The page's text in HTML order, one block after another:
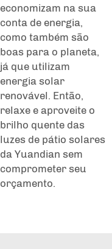
economizam na sua
conta de energia,
como também são
boas para o planeta,
já que utilizam
energia solar
renovável. Então,
relaxe e aproveite o
brilho quente das
luzes de pátio solares
da Yuandian sem
comprometer seu
orçamento.